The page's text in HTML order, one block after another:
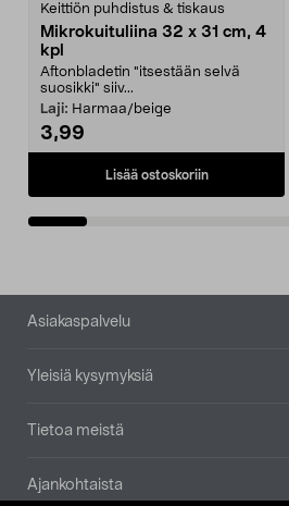
Keittiön puhdistus & tiskaus
Mikrokuituliina 32 x 31 cm, 4
kpl
Aftonbladetin "itsestään selvä
suosikki" siiv...
Laji: Harmaa/beige
3,99
Lisää ostoskoriin
Alatunniste
Asiakaspalvelu
Yleisiä kysymyksiä
Tietoa meistä
Ajankohtaista